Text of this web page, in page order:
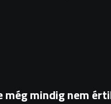
még mindig nem